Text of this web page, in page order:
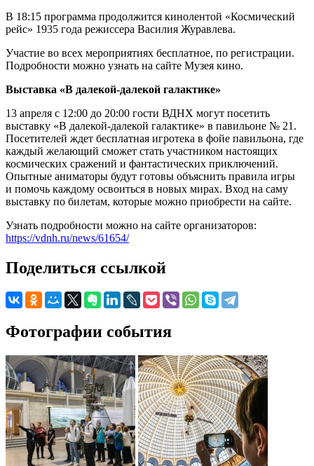
В 18:15 программа продолжится кинолентой «Космический
рейс» 1935 года режиссера Василия Журавлева.
Участие во всех мероприятиях бесплатное, по регистрации.
Подробности можно узнать на сайте Музея кино.
Выставка «В далекой-далекой галактике»
13 апреля с 12:00 до 20:00 гости ВДНХ могут посетить
выставку «В далекой-далекой галактике» в павильоне № 21.
Посетителей ждет бесплатная игротека в фойе павильона, где
каждый желающий сможет стать участником настоящих
космических сражений и фантастических приключений.
Опытные аниматоры будут готовы объяснить правила игры
и помочь каждому освоиться в новых мирах. Вход на саму
выставку по билетам, которые можно приобрести на сайте.
Узнать подробности можно на сайте организаторов:
https://vdnh.ru/news/61654/
Поделиться ссылкой
Фотографии события